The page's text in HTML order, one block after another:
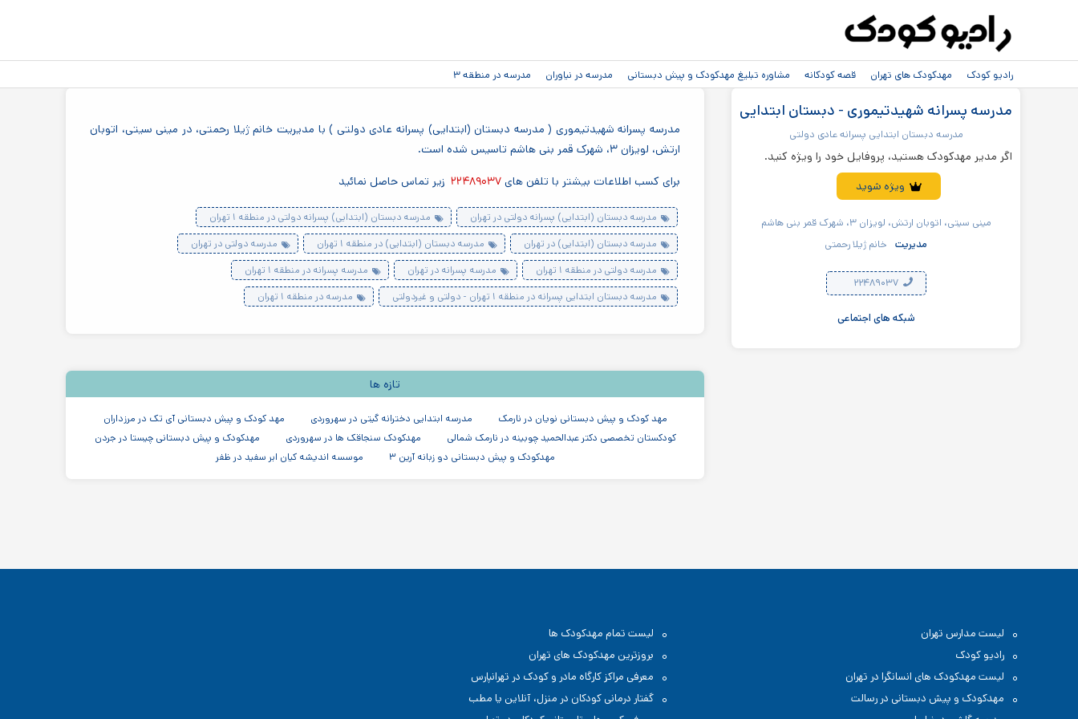
رادیو کودک مهدکودک های تهران قصه کودکانه مشاوره تبلیغ مهدکودک و پیش دبستانی مدرسه در نیاوران مدرسه در منطقه ۳
مدرسه پسرانه شهیدتیموری - دبستان ابتدایی
مدرسه دبستان ابتدایی پسرانه عادی دولتی
اگر مدیر مهدکودک هستید، پروفایل خود را ویژه کنید.
ویژه شوید
مینی سیتی، اتوبان ارتش، لویزان ۳، شهرک قمر بنی هاشم
مدیریت
خانم ژیلا رحمتی
شبکه های اجتماعی
مدرسه پسرانه شهیدتیموری ( مدرسه دبستان (ابتدایی) پسرانه عادی دولتی ) با مدیریت خانم ژیلا رحمتی، در مینی سیتی، اتوبان
ارتش، لویزان ۳، شهرک قمر بنی هاشم تاسیس شده است.
برای کسب اطلاعات بیشتر با تلفن های ۲۲۴۸۹۰۳۷ زیر تماس حاصل نمائید
مدرسه دبستان (ابتدایی) پسرانه دولتی در تهران
مدرسه دبستان (ابتدایی) پسرانه دولتی در منطقه ۱ تهران
مدرسه دبستان (ابتدایی) در تهران
مدرسه دبستان (ابتدایی) در منطقه ۱ تهران
مدرسه دولتی در تهران
مدرسه دولتی در منطقه ۱ تهران
مدرسه پسرانه در تهران
مدرسه پسرانه در منطقه ۱ تهران
مدرسه دبستان ابتدایی پسرانه در منطقه ۱ تهران - دولتی و غیردولتی
مدرسه در منطقه ۱ تهران
تازه ها
مهد کودک و پیش دبستانی نویان در نارمک مدرسه ابتدایی دخترانه گیتی در سهروردی
مهد کودک و پیش دبستانی آی تک در مرزداران
کودکستان تخصصی دکتر عبدالحمید چوبینه در نارمک شمالی
مهدکودک سنجاقک ها در سهروردی
مهدکودک و پیش دبستانی چیستا در جردن
مهدکودک و پیش دبستانی دو زبانه آرین ۳
موسسه اندیشه کیان ابر سفید در ظفر
لیست مدارس تهران
لیست تمام مهدکودک ها
رادیو کودک
بروزترین مهدکودک های تهران
لیست مهدکودک های انسانگرا در تهران
معرفی مراکز کارگاه مادر و کودک در تهرانپارس
مهدکودک و پیش دبستانی در رسالت
گفتار درمانی کودکان در منزل، آنلاین یا مطب